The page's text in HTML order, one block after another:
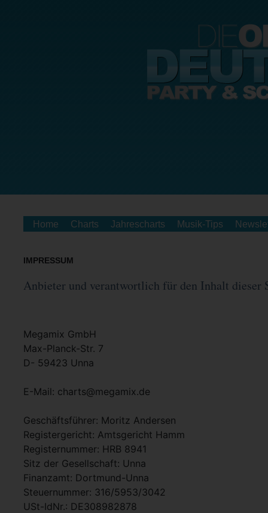
Home Charts Jahrescharts Musik-Tips
IMPRESSUM
Anbieter und verantwortlich für den Inhalt dieser
Megamix GmbH
Max-Planck-Str. 7
D- 59423 Unna
E-Mail: charts@megamix.de
Geschäftsführer: Moritz Andersen
Registergericht: Amtsgericht Hamm
Registernummer: HRB 8941
Sitz der Gesellschaft: Unna
Finanzamt: Dortmund-Unna
Steuernummer: 316/5953/3042
USt-IdNr.: DE308982878